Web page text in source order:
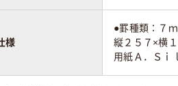
様
●罫種類：７
縦２５７×横
用紙Ａ．Ｓ